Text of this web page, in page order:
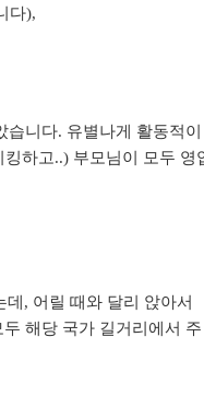
다),
습니다. 유별나게 활동적이
킹하고..) 부모님이 모두 영
데, 어릴 때와 달리 앉아서
해당 국가 길거리에서 주